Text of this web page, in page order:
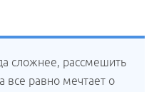
сложнее, рассмешить
все равно мечтает о